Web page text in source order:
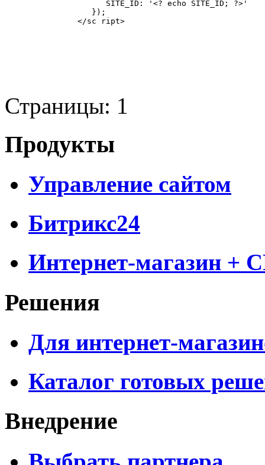
Страницы: 1
Продукты
Управление сайтом
Битрикс24
Интернет-магазин +
Решения
Для интернет-
Каталог готовых
Внедрение